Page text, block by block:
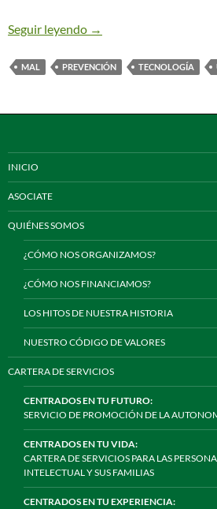
Seguir leyendo Buen uso de las
→
MAL PREVENCIÓN TECNOLOGÍA
INICIO
ASOCIATE
QUIÉNES SOMOS
¿CÓMO NOS ORGANIZAMOS?
¿CÓMO NOS FINANCIAMOS?
LOS HITOS DE NUESTRA HISTORIA
NUESTRO CÓDIGO DE VALORES
CARTERA DE SERVICIOS
CENTRADOS EN TU FUTURO:
SERVICIO DE PROMOCIÓN DE LA
CENTRADOS EN TU VIDA:
CARTERA DE SERVICIOS PARA LAS
INTELECTUAL Y SUS FAMILIAS
CENTRADOS EN TU EXPERIENCIA: